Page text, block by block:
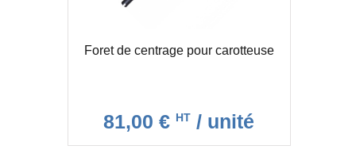
Foret de centrage pour carotteuse
81,00 € HT / unité